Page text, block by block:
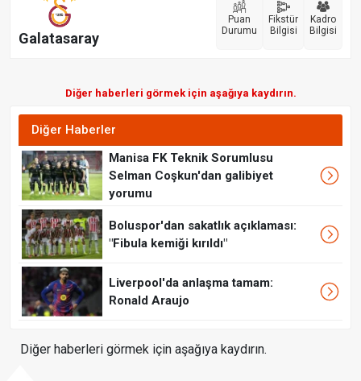
Galatasaray
Puan
Durumu
Fikstür
Bilgisi
Kadro
Bilgisi
Diğer haberleri görmek için aşağıya kaydırın.
Diğer Haberler
Manisa FK Teknik Sorumlusu
Selman Coşkun'dan galibiyet
yorumu
Boluspor'dan sakatlık açıklaması:
"Fibula kemiği kırıldı"
Liverpool'da anlaşma tamam:
Ronald Araujo
Diğer haberleri görmek için aşağıya kaydırın.